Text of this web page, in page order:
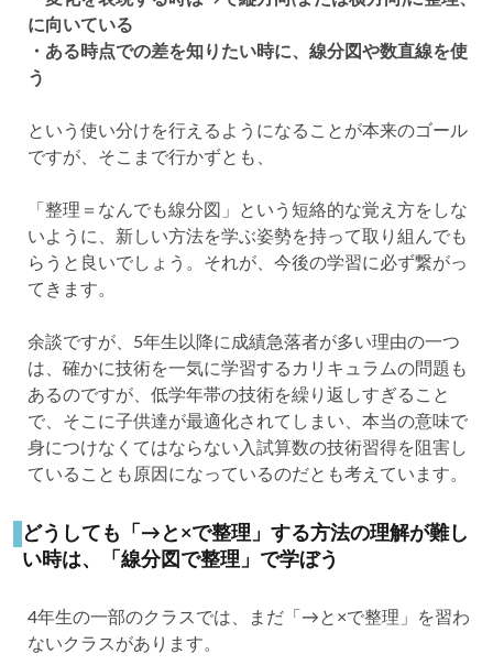
に向いている
・ある時点での差を知りたい時に、線分図や数直線を使
う
という使い分けを行えるようになることが本来のゴール
ですが、そこまで行かずとも、
「整理＝なんでも線分図」という短絡的な覚え方をしな
いように、新しい方法を学ぶ姿勢を持って取り組んでも
らうと良いでしょう。それが、今後の学習に必ず繋がっ
てきます。
余談ですが、5年生以降に成績急落者が多い理由の一つ
は、確かに技術を一気に学習するカリキュラムの問題も
あるのですが、低学年帯の技術を繰り返しすぎること
で、そこに子供達が最適化されてしまい、本当の意味で
身につけなくてはならない入試算数の技術習得を阻害し
ていることも原因になっているのだとも考えています。
どうしても「→と×で整理」する方法の理解が難し
い時は、「線分図で整理」で学ぼう
4年生の一部のクラスでは、まだ「→と×で整理」を習わ
ないクラスがあります。